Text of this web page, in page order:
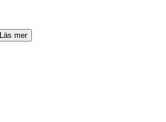
Läs mer